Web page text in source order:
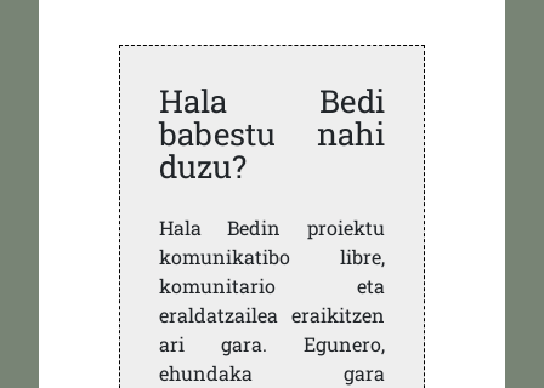
Hala Bedi
babestu nahi
duzu?
Hala Bedin proiektu
komunikatibo libre,
komunitario eta
eraldatzailea eraikitzen
ari gara. Egunero,
ehundaka gara